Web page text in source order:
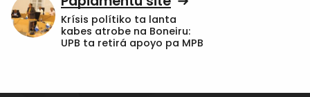
Krísis polítiko ta lanta
kabes atrobe na Boneiru:
UPB ta retirá apoyo pa MPB